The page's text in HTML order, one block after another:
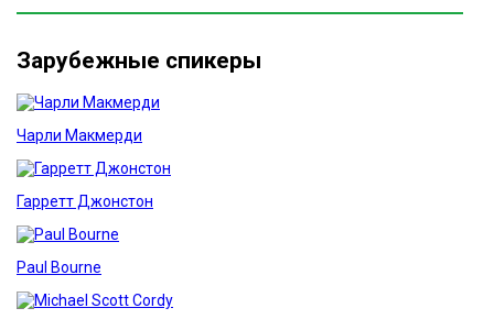
Зарубежные спикеры
Чарли Макмерди
Гарретт Джонстон
Paul Bourne